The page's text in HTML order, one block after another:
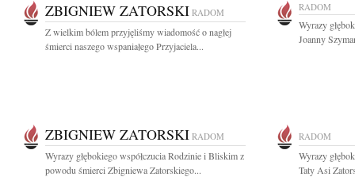
ZBIGNIEW ZATORSKI RADOM
Z wielkim bólem przyjęliśmy wiadomość o nagłej
śmierci naszego wspaniałego Przyjaciela...
RADOM
Wyrazy
Joanny
ZBIGNIEW ZATORSKI RADOM
Wyrazy głębokiego współczucia Rodzinie i Bliskim z
powodu śmierci Zbigniewa Zatorskiego...
RADOM
Wyrazy
Taty Asi